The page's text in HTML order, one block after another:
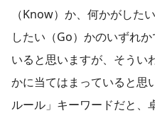
（Know）か、何かがした
したい（Go）かのいずれ
いると思いますが、そうい
かに当てはまっていると
ルール」キーワードだと、